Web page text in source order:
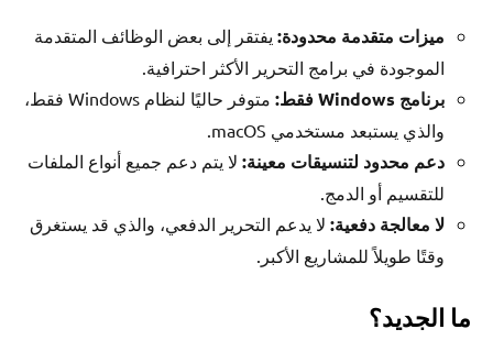
ميزات متقدمة محدودة: يفتقر إلى بعض الوظائف المتقدمة
الموجودة في برامج التحرير الأكثر احترافية.
برنامج Windows فقط:
متوفر حاليًا لنظام Windows فقط،
والذي يستبعد مستخدمي macOS.
دعم محدود لتنسيقات معينة: لا يتم دعم جميع أنواع الملفات
للتقسيم أو الدمج.
لا معالجة دفعية: لا يدعم التحرير الدفعي، والذي قد يستغرق
وقتًا طويلاً للمشاريع الأكبر.
ما الجديد؟